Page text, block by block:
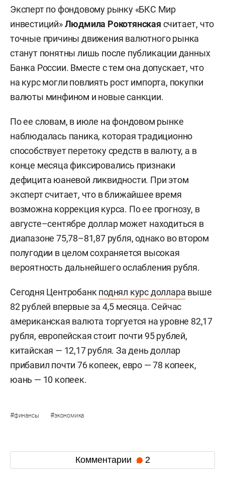
Эксперт по фондовому рынку «БКС Мир
инвестиций»Людмила Рокотянская считает, что
точные причины движения валютного рынка
станут понятны лишь после публикации данных
Банка России. Вместе с тем она допускает, что
на курс могли повлиять рост импорта, покупки
валюты минфином и новые санкции.
По ее словам, в июле на фондовом рынке
наблюдалась паника, которая традиционно
способствует перетоку средств в валюту, а в
конце месяца фиксировались признаки
дефицита юаневой ликвидности. При этом
эксперт считает, что в ближайшее время
возможна коррекция курса. По ее прогнозу, в
августе–сентябре доллар может находиться в
диапазоне 75,78–81,87 рубля, однако во втором
полугодии в целом сохраняется высокая
вероятность дальнейшего ослабления рубля.
Сегодня Центробанк поднял курс доллара выше
82 рублей впервые за 4,5 месяца. Сейчас
американская валюта торгуется на уровне 82,17
рубля, европейская стоит почти 95 рублей,
китайская — 12,17 рубля. За день доллар
прибавил почти 76 копеек, евро — 78 копеек,
юань — 10 копеек.
#финансы #экономика
Комментарии 2